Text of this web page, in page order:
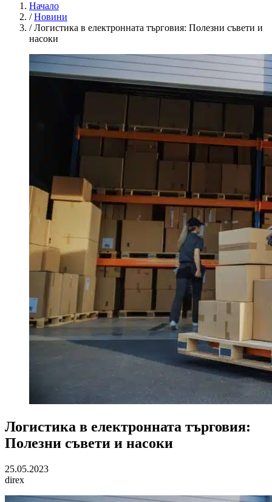
Начало
/ Новини
/ Логистика в електронната търговия: Полезни съвети и
насоки
Логистика в електронната търговия:
Полезни съвети и насоки
25.05.2023
direx